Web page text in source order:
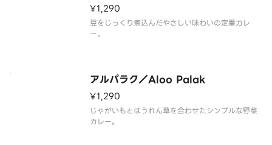
¥1,290
豆をじっくり煮込んだやさしい味わいの定番カレ
ー。
アルパラク／Aloo Palak
¥1,290
じゃがいもとほうれん草を合わせたシンプルな野菜
カレー。